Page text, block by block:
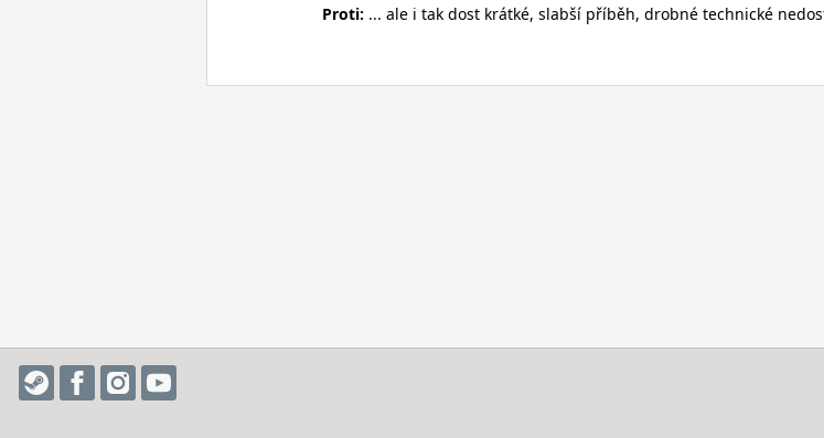
Proti: ... ale i tak dost krátké, slabší příběh, drobné technické